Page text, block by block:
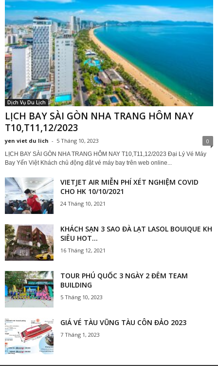
Dịch Vụ Du Lịch
LỊCH BAY SÀI GÒN NHA TRANG HÔM NAY
T10,T11,12/2023
yen viet du lich - 5 Tháng 10, 2023 0
LỊCH BAY SÀI GÒN NHA TRANG HÔM NAY T10,T11,12/2023 Đại Lý Vé Máy
Bay Yến Việt Khách chủ động đặt vé máy bay trên web online...
VIETJET AIR MIỄN PHÍ XÉT NGHIỆM COVID
CHO HK 10/10/2021
24 Tháng 10, 2021
KHÁCH SẠN 3 SAO ĐÀ LẠT LASOL BOUIQUE KH
SIÊU HOT...
16 Tháng 12, 2021
TOUR PHÚ QUỐC 3 NGÀY 2 ĐÊM TEAM
BUILDING
5 Tháng 10, 2023
GIÁ VÉ TÀU VŨNG TÀU CÔN ĐẢO 2023
7 Tháng 1, 2023